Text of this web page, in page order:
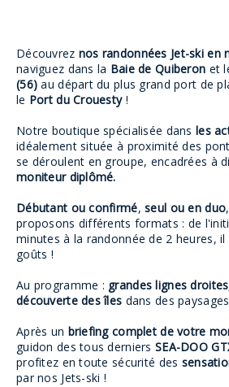
Découvrez nos randonnées Jet-ski en
naviguez dans la Baie de Quiberon et
(56) au départ du plus grand port de
le Port du Crouesty!
Notre boutique spécialisée dans les
idéalement située à proximité des
se déroulent en groupe, encadrées à
moniteur diplômé.
Débutant ou confirmé,seul ou en duo
proposons différents formats : de
minutes à la randonnée de 2 heures,
goûts !
Au programme : grandes lignes
découverte des îles dans des
Après un briefing complet de votre
guidon des tous derniers SEA-DOO
profitez en toute sécurité des
par nos Jets-ski !